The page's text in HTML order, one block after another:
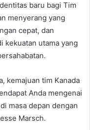
baru bagi Tim
menyerang yang
cepat, dan
kekuatan utama yang
kemajuan tim Kanada
Anda mengenai
masa depan dengan
Marsch.